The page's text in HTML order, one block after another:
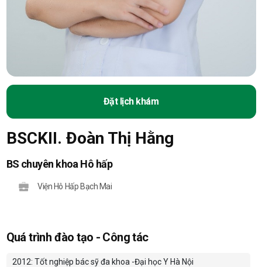
Đặt lịch khám
BSCKII. Đoàn Thị Hằng
BS chuyên khoa Hô hấp
Viện Hô Hấp Bạch Mai
Quá trình đào tạo - Công tác
2012: Tốt nghiệp bác sỹ đa khoa -Đại học Y Hà Nội